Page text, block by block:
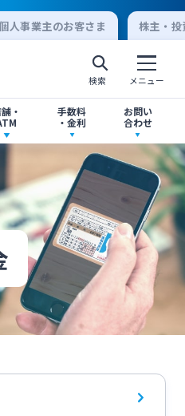
人事業主のお客さま 株主・
検索 メニュー
・
手数料
・金利
お問い
合わせ
供のお願い
じる
ネットバンキング
オン
ットバンキング